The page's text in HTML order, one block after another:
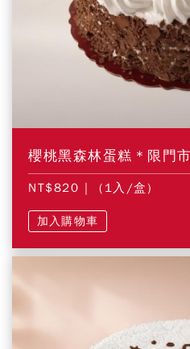
櫻桃黑森林蛋糕＊限門
NT$820 | (1入/盒)
加入購物車